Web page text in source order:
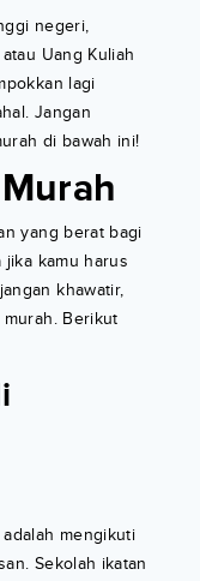
negeri,
Uang Kuliah
lagi
Jangan
di bawah ini!
yang berat bagi
jika kamu harus
khawatir,
Berikut
mengikuti
Sekolah ikatan